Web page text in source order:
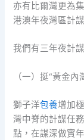
亦有比爾灣更為
港澳年夜灣區計
我們有三年夜計
（一）挺“黃金
獅子洋包養增加
灣中脊的計謀任
點，在謀深做實